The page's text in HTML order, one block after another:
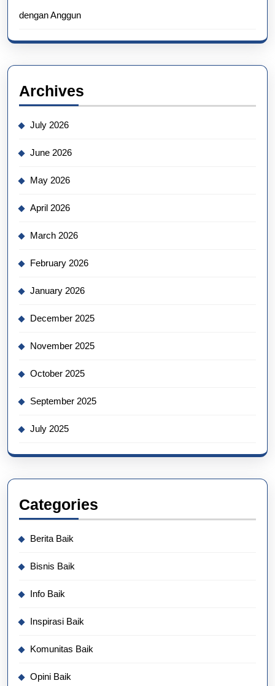
dengan Anggun
Archives
July 2026
June 2026
May 2026
April 2026
March 2026
February 2026
January 2026
December 2025
November 2025
October 2025
September 2025
July 2025
Categories
Berita Baik
Bisnis Baik
Info Baik
Inspirasi Baik
Komunitas Baik
Opini Baik